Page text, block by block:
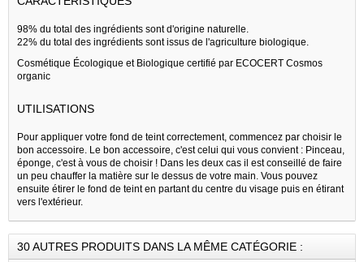
98% du total des ingrédients sont d'origine naturelle.
22% du total des ingrédients sont issus de l'agriculture biologique.
Cosmétique Écologique et Biologique certifié par ECOCERT Cosmos
organic
UTILISATIONS
Pour appliquer votre fond de teint correctement, commencez par choisir le
bon accessoire. Le bon accessoire, c'est celui qui vous convient : Pinceau,
éponge, c'est à vous de choisir ! Dans les deux cas il est conseillé de faire
un peu chauffer la matière sur le dessus de votre main. Vous pouvez
ensuite étirer le fond de teint en partant du centre du visage puis en étirant
vers l'extérieur.
30 AUTRES PRODUITS DANS LA MÊME CATÉGORIE :